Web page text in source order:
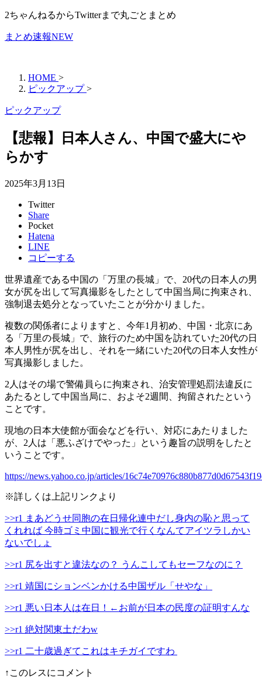
2ちゃんねるからTwitterまで丸ごとまとめ
まとめ速報NEW
HOME >
ピックアップ >
ピックアップ
【悲報】日本人さん、中国で盛大にや
らかす
2025年3月13日
Twitter
Share
Pocket
Hatena
LINE
コピーする
世界遺産である中国の「万里の長城」で、20代の日本人の男
女が尻を出して写真撮影をしたとして中国当局に拘束され、
強制退去処分となっていたことが分かりました。
複数の関係者によりますと、今年1月初め、中国・北京にあ
る「万里の長城」で、旅行のため中国を訪れていた20代の日
本人男性が尻を出し、それを一緒にいた20代の日本人女性が
写真撮影しました。
2人はその場で警備員らに拘束され、治安管理処罰法違反に
あたるとして中国当局に、およそ2週間、拘留されたという
ことです。
現地の日本大使館が面会などを行い、対応にあたりました
が、2人は「悪ふざけでやった」という趣旨の説明をしたと
いうことです。
https://news.yahoo.co.jp/articles/
※詳しくは上記リンクより
>>r1 まあどうせ同胞の在日帰化連中だし身内の恥と思って
くれれば 今時ゴミ中国に観光で行くなんてアイツラしかい
ないでしょ
>>r1 尻を出すと違法なの？ うんこしてもセーフなのに？
>>r1 靖国にションベンかける中国ザル「せやな」
>>r1 悪い日本人は在日！←お前が日本の民度の証明すんな
>>r1 絶対関東土だわw
>>r1 二十歳過ぎてこれはキチガイですわ
↑このレスにコメント